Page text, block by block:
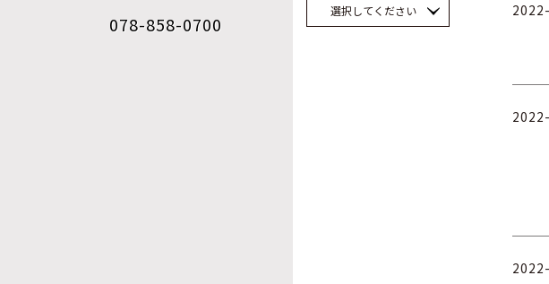
選択してください
078-858-0700